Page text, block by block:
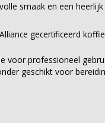
smaak en een
gecertificeerd
voor professioneel
geschikt voor